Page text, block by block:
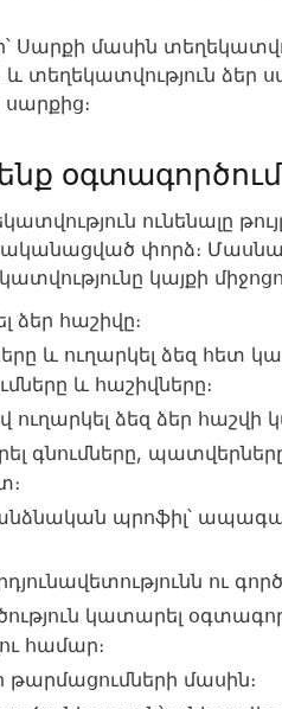
Սարքի մասին
տեղեկատվություն ձեր
սարքից։
ունենալը
փորձ։
կայքի
ձեր հաշիվը։
և ուղարկել ձեզ հետ
և հաշիվները։
ուղարկել ձեզ ձեր
գնումները,
պրոֆիլ՝
ու
կատարել
համար։
թարմացումների մասին։